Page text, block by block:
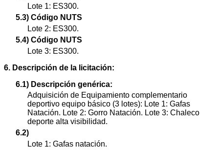
Lote 1: ES300.
5.3) Código NUTS
Lote 2: ES300.
5.4) Código NUTS
Lote 3: ES300.
6. Descripción de la licitación:
6.1) Descripción genérica:
Adquisición de Equipamiento complementario
deportivo equipo básico (3 lotes): Lote 1: Gafas
Natación. Lote 2: Gorro Natación. Lote 3: Chaleco
deporte alta visibilidad.
6.2)
Lote 1: Gafas natación.